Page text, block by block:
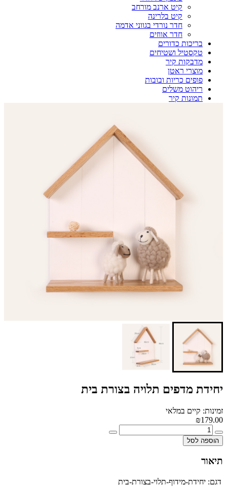
קיט ארנב מורחב
קיט בלרינה
חדר נורדי בגווני אדמה
חדר אווזים
בריכות כדורים
טקסטיל ושטיחים
מדבקות קיר
מוצרי ראטן
פופים כריות ובובות
ריהוט משלים
תמונות קיר
יחידת מדפים תלויה בצורת בית
זמינות: קיים במלאי
₪179.00
הוספה לסל
תיאור
דגם: יחידת-מידוף-תלוי-בצורת-בית